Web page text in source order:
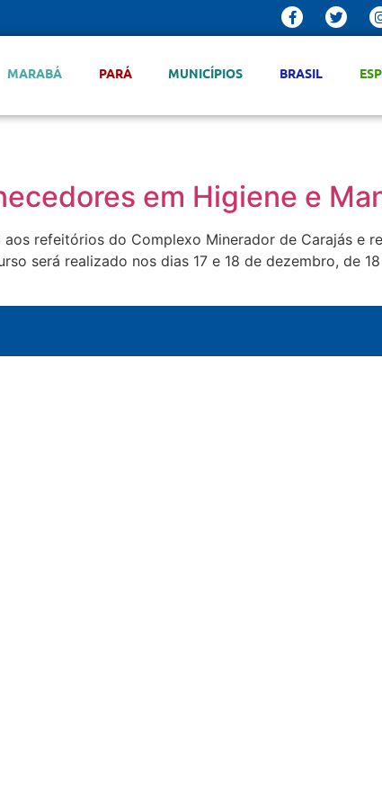
MARABÁ PARÁ MUNICÍPIOS BRASIL
em Higiene e
refeitórios do Complexo Minerador de Carajás e
será realizado nos dias 17 e 18 de dezembro, de